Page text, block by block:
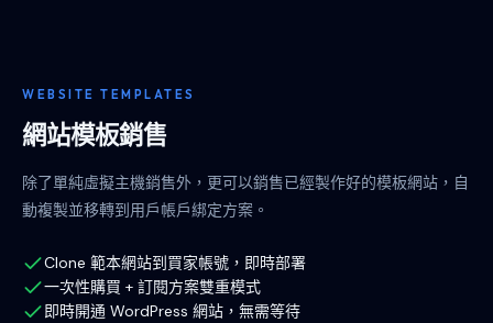
WEBSITE TEMPLATES
網站模板銷售
除了單純虛擬主機銷售外，更可以銷售已經製作好的模板網站，自
動複製並移轉到用戶帳戶綁定方案。
Clone 範本網站到買家帳號，即時部署
一次性購買 + 訂閱方案雙重模式
即時開通 WordPress 網站，無需等待